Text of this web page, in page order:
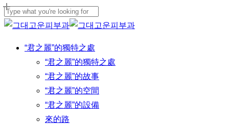
Skip
to
content
Close
Menu “君之麗”的獨特之處
“君之麗”的獨特之處
“君之麗”的故事
“君之麗”的空間
“君之麗”的設備
來的路